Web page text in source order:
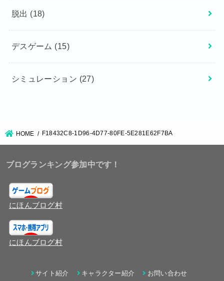
脱出 (18)
デスゲーム (15)
シミュレーション (27)
HOME F18432C8-1D96-4D77-80FE-5E281E62F7BA
ブログランキング参加中です！
にほんブログ村
にほんブログ村
サイト紹介 キャラクター紹介 お問い合わせ